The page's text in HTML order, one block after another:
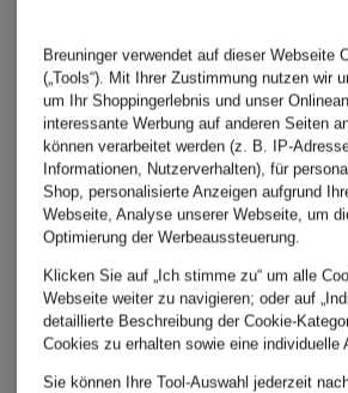
141,09 €
Ursprünglich:
185 €
Breuninger verwendet auf dieser Webseite
(„Tools“). Mit Ihrer Zustimmung nutzen wir
um Ihr Shoppingerlebnis und unser
interessante Werbung auf anderen Seiten
können verarbeitet werden (z. B. IP-
Informationen, Nutzerverhalten), für
Shop, personalisierte Anzeigen aufgrund
Webseite, Analyse unserer Webseite, um
Optimierung der Werbeaussteuerung.
Klicken Sie auf „Ich stimme zu“ um alle
Webseite weiter zu navigieren; oder auf
detaillierte Beschreibung der Cookie-
Cookies zu erhalten sowie eine individuelle
Sie können Ihre Tool-Auswahl jederzeit